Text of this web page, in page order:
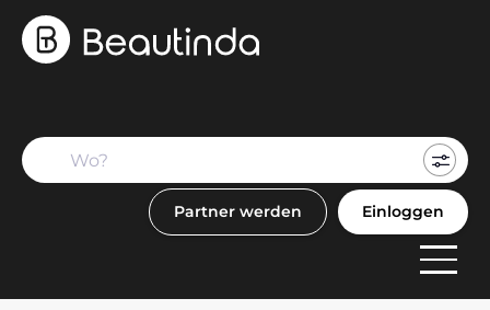
Partner werden Einloggen